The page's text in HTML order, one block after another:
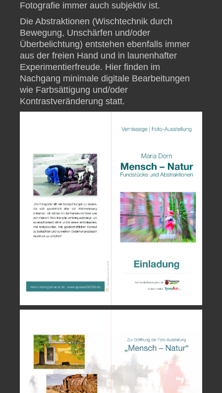
Fotografie immer auch subjektiv ist.
Die Abstraktionen (Wischtechnik durch
Bewegung, Unschärfen und/oder
Überbelichtung) entstehen ebenfalls immer
aus der freien Hand und in launenhafter
Experimentierfreude. Hier finden im
Nachgang minimale digitale Bearbeitungen
wie Farbsättigung und/oder
Kontrastveränderung statt.